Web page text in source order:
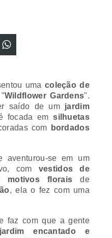
Wildflower Gardens".
saído de umjardim
focada emsilhuetas
com bordados
comvestidos de
motivos floraisde
, ela o fez com uma
encantado e
vai agradar asnoivas